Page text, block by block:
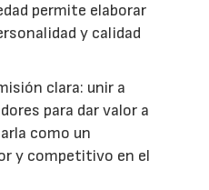
permite elaborar
y calidad
clara: unir a
para dar valor a
como un
y competitivo en el